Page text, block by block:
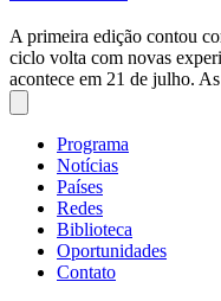
A primeira edição contou
ciclo volta com novas
acontece em 21 de julho.
Programa
Notícias
Países
Redes
Biblioteca
Oportunidades
Contato